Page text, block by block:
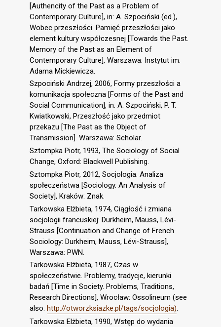
[Authencity of the Past as a Problem of
Contemporary Culture], in: A. Szpociński (ed.),
Wobec przeszłości. Pamięć przeszłości jako
element kultury współczesnej [Towards the Past.
Memory of the Past as an Element of
Contemporary Culture], Warszawa: Instytut im.
Adama Mickiewicza.
Szpociński Andrzej, 2006, Formy przeszłości a
komunikacja społeczna [Forms of the Past and
Social Communication], in: A. Szpociński, P. T.
Kwiatkowski, Przeszłość jako przedmiot
przekazu [The Past as the Object of
Transmission]. Warszawa: Scholar.
Sztompka Piotr, 1993, The Sociology of Social
Change, Oxford: Blackwell Publishing.
Sztompka Piotr, 2012, Socjologia. Analiza
społeczeństwa [Sociology. An Analysis of
Society], Kraków: Znak.
Tarkowska Elżbieta, 1974, Ciągłość i zmiana
socjologii francuskiej: Durkheim, Mauss, Lévi-
Strauss [Continuation and Change of French
Sociology: Durkheim, Mauss, Lévi-Strauss],
Warszawa: PWN.
Tarkowska Elżbieta, 1987, Czas w
społeczeństwie. Problemy, tradycje, kierunki
badań [Time in Society. Problems, Traditions,
Research Directions], Wrocław: Ossolineum (see
also: http://otworzksiazke.pl/tags/socjologia).
Tarkowska Elżbieta, 1990, Wstęp do wydania